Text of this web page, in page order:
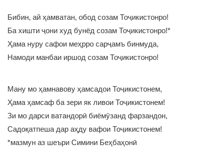
Бибин, ай ҳамватан, обод созам Тоҷикистонро!
Ба хишти ҷони худ бунёд созам Тоҷикистонро!*
Ҳама нуру сафои меҳрро сарҷамъ бинмуда,
Намоди манбаи иршод созам Тоҷикистонро!
Ману мо ҳамнавову ҳамсадои Тоҷикистонем,
Ҳама ҳамсаф ба зери як ливои Тоҷикистонем!
Зи мо дарси ватандорӣ биёмӯзанд фарзандон,
Садоқатпеша дар аҳду вафои Тоҷикистонем!
*мазмун аз шеъри Симини Беҳбаҳонӣ